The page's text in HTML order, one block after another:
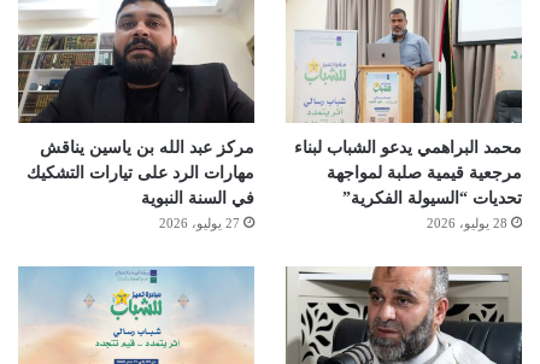
محمد البراهمي يدعو الشباب لبناء
مرجعية قيمية صلبة لمواجهة
تحديات “السيولة الفكرية”
28 يوليو، 2026
مركز عبد الله بن ياسين يناقش
مهارات الرد على تيارات التشكيك
في السنة النبوية
27 يوليو، 2026